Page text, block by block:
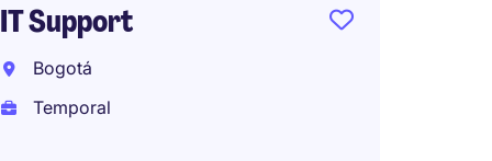
IT Support
Bogotá
Temporal